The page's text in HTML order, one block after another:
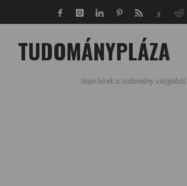
TUDOMÁNYPLÁZA
Napi hírek a tudomány világából.